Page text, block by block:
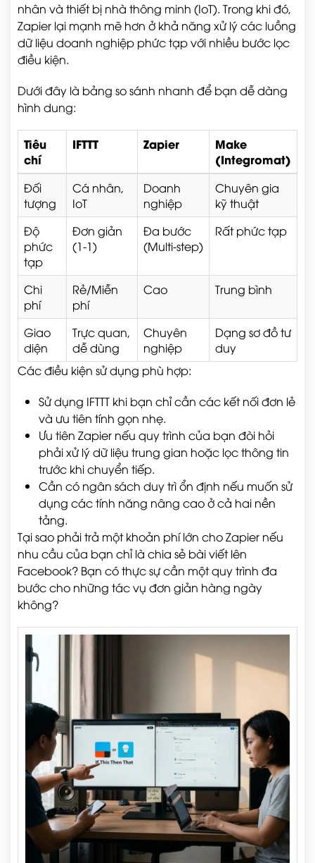
nhân và thiết bị nhà thông minh (IoT). Trong khi đó,
Zapier lại mạnh mẽ hơn ở khả năng xử lý các luồng
dữ liệu doanh nghiệp phức tạp với nhiều bước lọc
điều kiện.
Dưới đây là bảng so sánh nhanh để bạn dễ dàng
hình dung:
Tiêu
chí
IFTTT Zapier
Make
(Integromat)
Đối
tượng
Cá nhân,
IoT
Doanh
nghiệp
Chuyên gia
kỹ thuật
Độ
phức
tạp
Đơn giản
(1-1)
Đa bước
(Multi-step)
Rất phức tạp
Chi
phí
Rẻ/Miễn
phí
Cao Trung bình
Giao
diện
Trực quan,
dễ dùng
Chuyên
nghiệp
Dạng sơ đồ tư
duy
Các điều kiện sử dụng phù hợp:
Sử dụng IFTTT khi bạn chỉ cần các kết nối đơn lẻ
và ưu tiên tính gọn nhẹ.
Ưu tiên Zapier nếu quy trình của bạn đòi hỏi
phải xử lý dữ liệu trung gian hoặc lọc thông tin
trước khi chuyển tiếp.
Cần có ngân sách duy trì ổn định nếu muốn sử
dụng các tính năng nâng cao ở cả hai nền
tảng.
Tại sao phải trả một khoản phí lớn cho Zapier nếu
nhu cầu của bạn chỉ là chia sẻ bài viết lên
Facebook? Bạn có thực sự cần một quy trình đa
bước cho những tác vụ đơn giản hàng ngày
không?